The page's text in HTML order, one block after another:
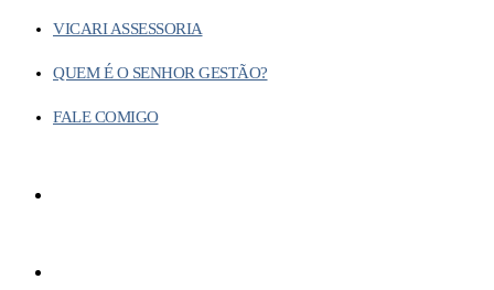
VICARI ASSESSORIA
QUEM É O SENHOR GESTÃO?
FALE COMIGO